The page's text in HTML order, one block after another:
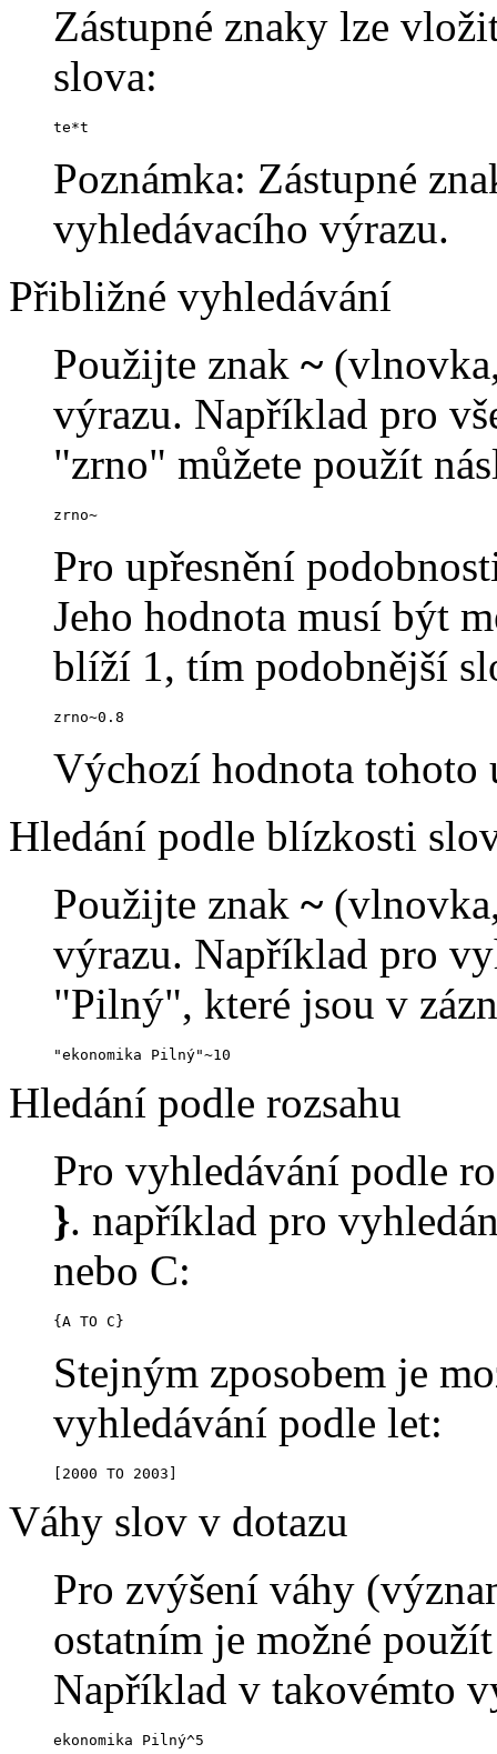
Zástupné znaky lze
slova:
te*t
Poznámka: Zástupné
vyhledávacího výrazu.
Přibližné vyhledávání
Použijte znak ~
výrazu. Například pro
"zrno" můžete použít
zrno~
Pro upřesnění
Jeho hodnota musí být
blíží 1, tím podobnější
zrno~0.8
Výchozí hodnota tohoto
Hledání podle blízkosti
Použijte znak ~
výrazu. Například pro
"Pilný", které jsou v
"ekonomika Pilný"~10
Hledání podle rozsahu
Pro vyhledávání podle
}. například pro
nebo C:
{A TO C}
Stejným zposobem je
vyhledávání podle let:
[2000 TO 2003]
Váhy slov v dotazu
Pro zvýšení váhy
ostatním je možné
Například v takovémto
ekonomika Pilný^5